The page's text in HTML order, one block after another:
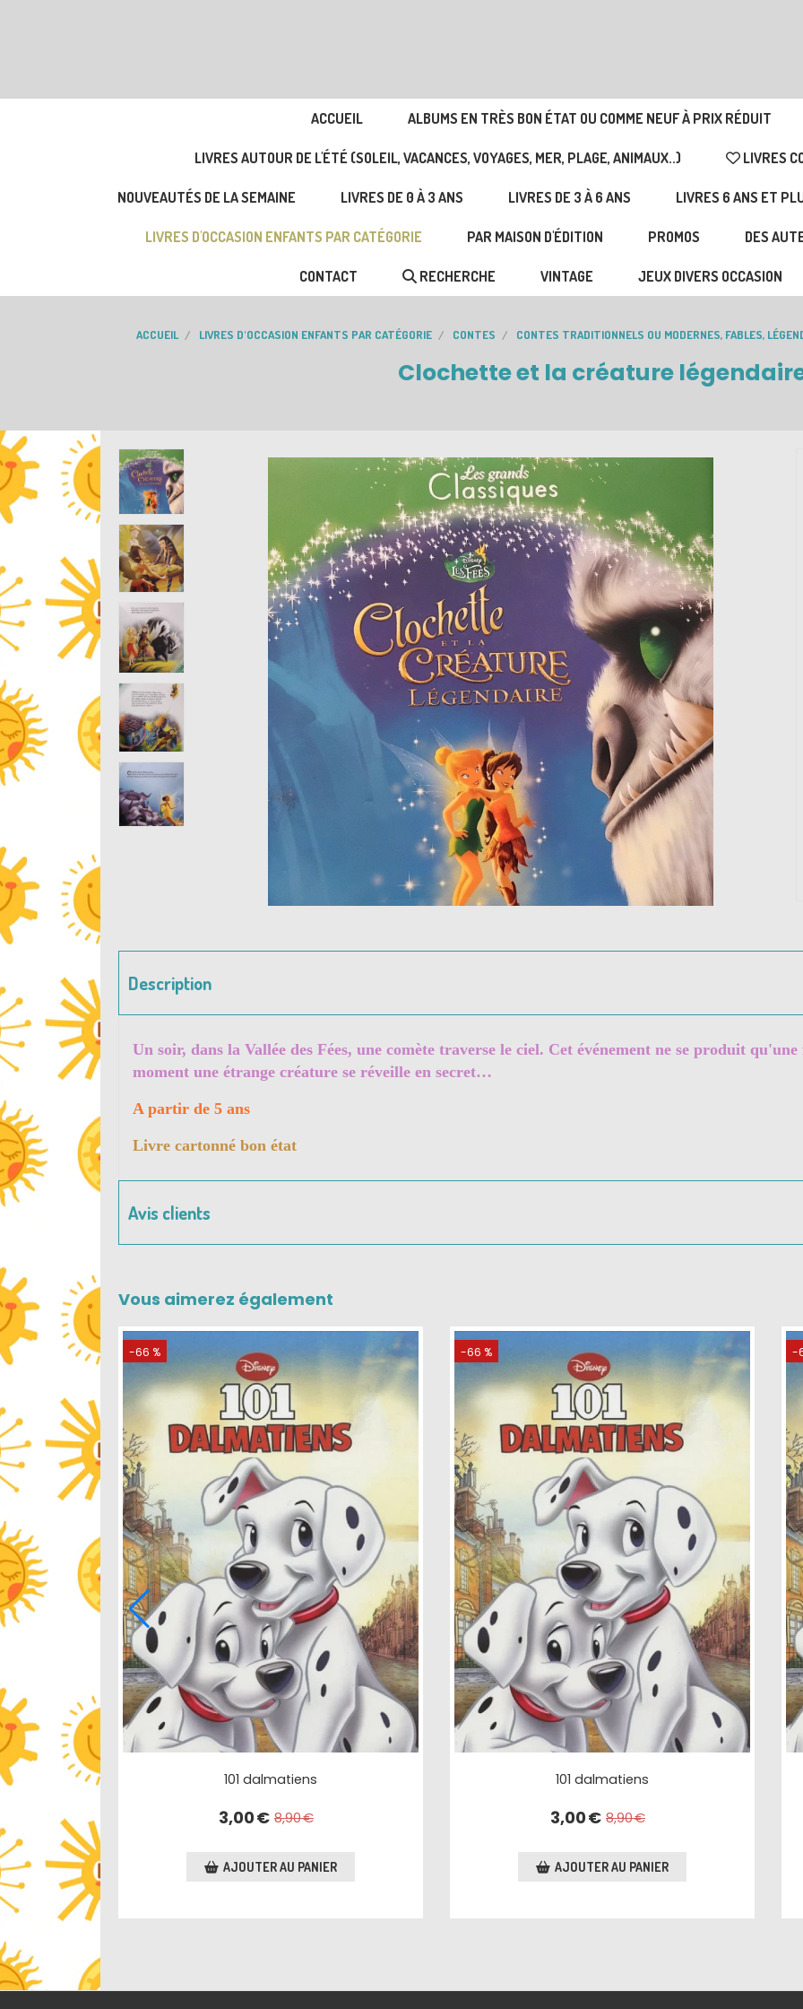
ACCUEIL ALBUMS EN TRÈS BON ÉTAT OU COMME NEUF À PRIX RÉDUIT
LIVRES AUTOUR DE L'ÉTÉ (SOLEIL, VACANCES, VOYAGES, MER, PLAGE, ANIMAUX..) LIVRES
NOUVEAUTÉS DE LA SEMAINE LIVRES DE 0 À 3 ANS LIVRES DE 3 À 6 ANS LIVRES 6 ANS ET
LIVRES D'OCCASION ENFANTS PAR CATÉGORIE PAR MAISON D'ÉDITION PROMOS DES
CONTACT RECHERCHE VINTAGE JEUX DIVERS OCCASION
ACCUEIL LIVRES D'OCCASION ENFANTS PAR CATÉGORIE CONTES CONTES TRADITIONNELS OU MODERNES, FABLES,
Clochette et la créature
Description
Un soir, dans la Vallée des Fées, une comète traverse le ciel. Cet événement ne se produit
moment une étrange créature se réveille en secret…
A partir de 5 ans
Livre cartonné bon état
Avis clients
Vous aimerez également
-66 %
101 dalmatiens
3,00€ 8,90€
AJOUTER AU PANIER
-66 %
101 dalmatiens
3,00€ 8,90€
AJOUTER AU PANIER
-